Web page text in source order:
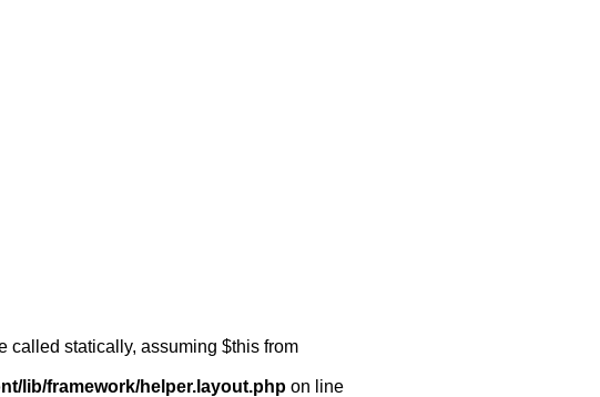
called statically, assuming $this from
lib/framework/helper.layout.php on line